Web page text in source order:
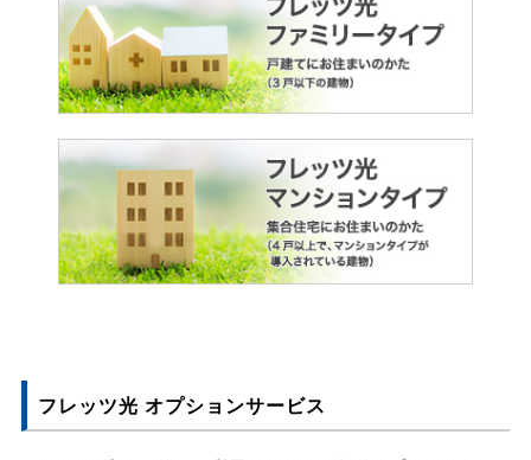
フレッツ光 オプションサービス